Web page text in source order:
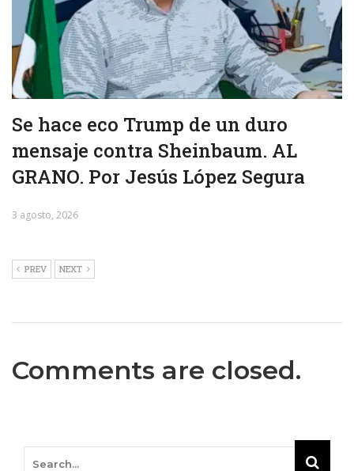
Se hace eco Trump de un duro
mensaje contra Sheinbaum. AL
GRANO. Por Jesús López Segura
3 agosto, 2026
PREV NEXT
Comments are closed.